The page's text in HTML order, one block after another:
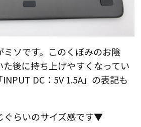
ソです。このくぼみのお陰
後に持ち上げやすくなってい
DC：5V 1.5A」の表記も
ぐらいのサイズ感です▼